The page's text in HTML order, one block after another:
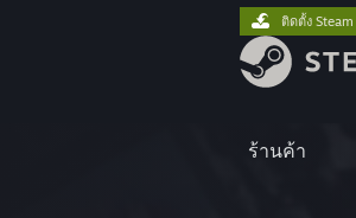
ร้านค้า
ติดตั้ง Steam